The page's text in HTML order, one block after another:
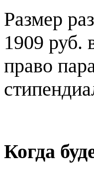
Размер
1909 руб.
право
Когда